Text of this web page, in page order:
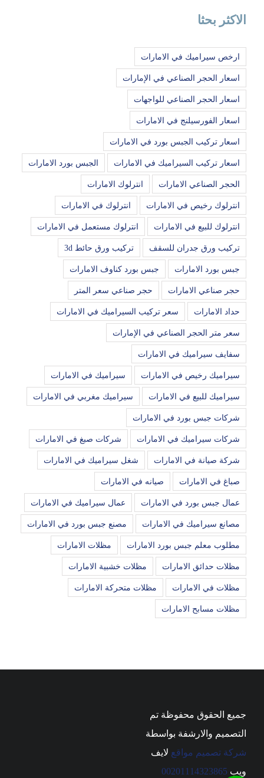
الاكثر بحثا
ارخص سيراميك في الامارات
اسعار الحجر الصناعي في الإمارات
اسعار الحجر الصناعي للواجهات
اسعار الفورسيلنج في الامارات
اسعار تركيب الجبس بورد في الامارات
اسعار تركيب السيراميك في الامارات الجبس بورد الامارات
الحجر الصناعي الامارات انترلوك الامارات
انترلوك رخيص في الامارات انترلوك في الامارات
انترلوك للبيع في الامارات انترلوك مستعمل في الامارات
تركيب ورق جدران للسقف تركيب ورق حائط 3d
جبس بورد الامارات جبس بورد كناوف الامارات
حجر صناعي الامارات حجر صناعي سعر المتر
حداد الامارات سعر تركيب السيراميك في الامارات
سعر متر الحجر الصناعي في الإمارات
سفايف سيراميك في الامارات
سيراميك رخيص في الامارات سيراميك في الامارات
سيراميك للبيع في الامارات سيراميك مغربي في الامارات
شركات جبس بورد في الامارات
شركات سيراميك في الامارات شركات صبغ في الامارات
شركة صيانة في الامارات شغل سيراميك في الامارات
صباغ في الامارات صيانه في الامارات
عمال جبس بورد في الامارات عمال سيراميك في الامارات
مصانع سيراميك في الامارات مصنع جبس بورد في الامارات
مطلوب معلم جبس بورد الامارات مظلات الامارات
مظلات حدائق الامارات مظلات خشبية الامارات
مظلات في الامارات مظلات متحركة الامارات
مظلات مسابح الامارات
جميع الحقوق محفوظة تم
التصميم والارشفة بواسطة
شركة تصميم مواقع لايف
ويب 00201114323865